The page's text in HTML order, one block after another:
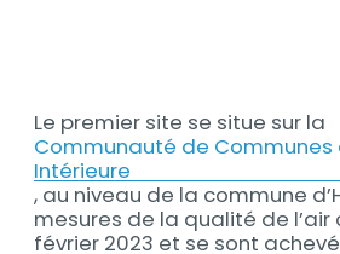
Contenu
Le premier site se situe sur la
Communauté de Communes
Intérieure
, au niveau de la commune
mesures de la qualité de
février 2023 et se sont